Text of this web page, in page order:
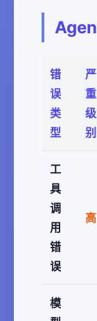
错
误
类
型
严
重
级
别
工
具
调
用
错
误
高
模